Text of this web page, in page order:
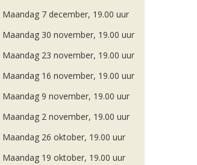
Maandag 7 december, 19.00 uur
Maandag 30 november, 19.00 uur
Maandag 23 november, 19.00 uur
Maandag 16 november, 19.00 uur
Maandag 9 november, 19.00 uur
Maandag 2 november, 19.00 uur
Maandag 26 oktober, 19.00 uur
Maandag 19 oktober, 19.00 uur